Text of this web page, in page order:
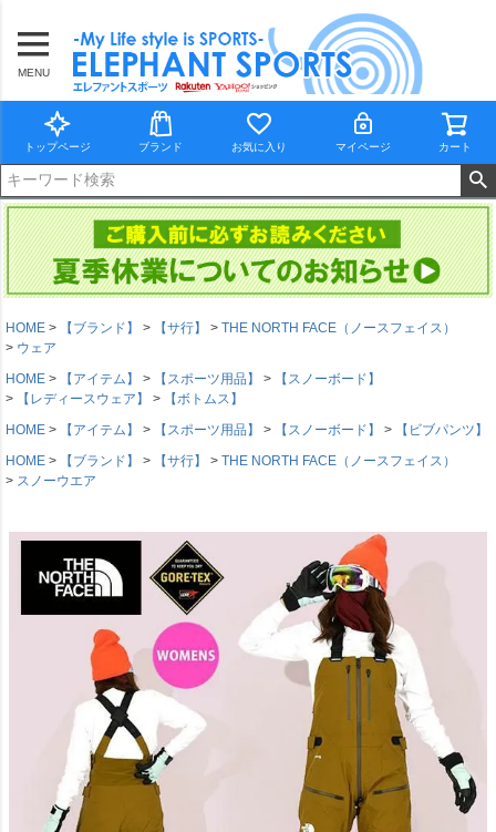
MENU
トップページ ブランド お気に入り マイページ カート
HOME 【ブランド】 【サ行】
THE NORTH FACE（ノースフェイス）
ウェア
HOME
【アイテム】 【スポーツ用品】
【スノーボード】
【レディースウェア】
【ボトムス】
HOME
【アイテム】 【スポーツ用品】 【スノーボード】
【ビブパンツ】
HOME
【ブランド】 【サ行】
THE NORTH FACE（ノースフェイス）
スノーウエア